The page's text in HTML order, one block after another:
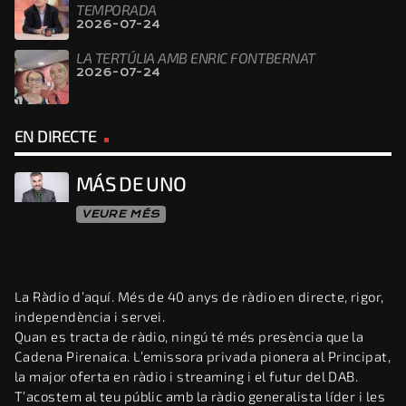
TEMPORADA
2026-07-24
LA TERTÚLIA AMB ENRIC FONTBERNAT
2026-07-24
EN DIRECTE
MÁS DE UNO
VEURE MÉS
La Ràdio d’aquí. Més de 40 anys de ràdio en directe, rigor,
independència i servei.
Quan es tracta de ràdio, ningú té més presència que la
Cadena Pirenaica. L’emissora privada pionera al Principat,
la major oferta en ràdio i streaming i el futur del DAB.
T’acostem al teu públic amb la ràdio generalista líder i les